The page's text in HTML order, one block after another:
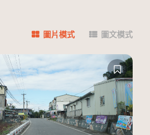
圖片模式 圖文模式